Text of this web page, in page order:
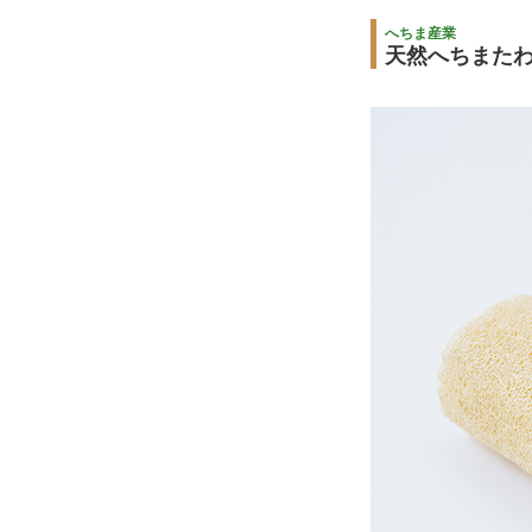
へちま産業
天然へちまた